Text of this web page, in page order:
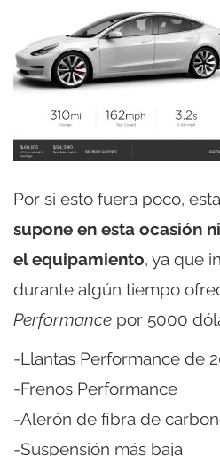
Por si esto fuera poco,
supone en esta ocasión
el equipamiento, ya que
durante algún tiempo
Performance por 5000
-Llantas Performance de
-Frenos Performance
-Alerón de fibra de
-Suspensión más baja